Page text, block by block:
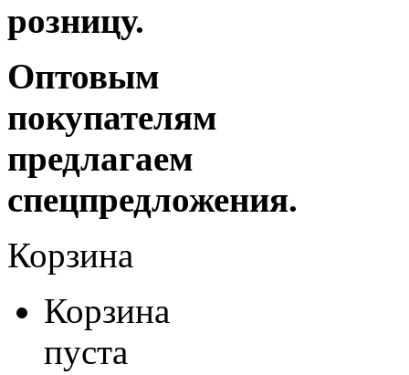
розницу.
Оптовым
покупателям
предлагаем
спецпредложения.
Корзина
Корзина
пуста